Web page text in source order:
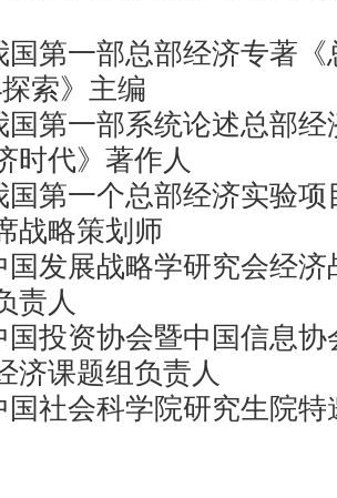
国第一部总部经济专著
探索》主编
国第一部系统论述总部
时代》著作人
国第一个总部经济实验
战略策划师
国发展战略学研究会经
责人
国投资协会暨中国信息
济课题组负责人
国社会科学院研究生院